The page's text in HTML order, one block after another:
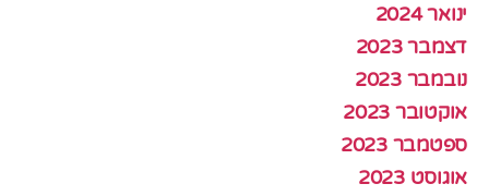
ינואר 2024
דצמבר 2023
נובמבר 2023
אוקטובר 2023
ספטמבר 2023
אוגוסט 2023